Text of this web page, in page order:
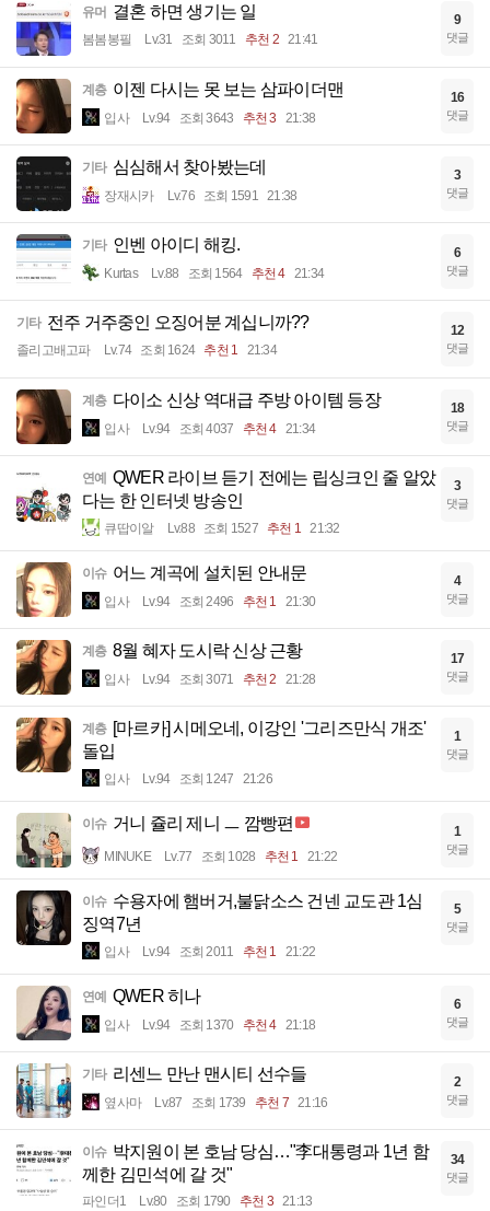
유머 결혼 하면 생기는 일
봄봄봉필 Lv.31 조회 3011 추천 2 21:41
9
댓글
계층 이젠 다시는 못 보는 삼파이더맨
입사 Lv.94 조회 3643 추천 3 21:38
16
댓글
기타 심심해서 찾아봤는데
장재시카 Lv.76 조회 1591 21:38
3
댓글
기타 인벤 아이디 해킹.
Kurtas Lv.88 조회 1564 추천 4 21:34
6
댓글
기타 전주 거주중인 오징어분 계십니까??
졸리고배고파 Lv.74 조회 1624 추천 1 21:34
12
댓글
계층 다이소 신상 역대급 주방 아이템 등장
입사 Lv.94 조회 4037 추천 4 21:34
18
댓글
연예 QWER 라이브 듣기 전에는 립싱크인 줄 알았
다는 한 인터넷 방송인
큐땁이알 Lv.88 조회 1527 추천 1 21:32
3
댓글
이슈 어느 계곡에 설치된 안내문
입사 Lv.94 조회 2496 추천 1 21:30
4
댓글
계층 8월 혜자 도시락 신상 근황
입사 Lv.94 조회 3071 추천 2 21:28
17
댓글
계층 [마르카] 시메오네, 이강인 '그리즈만식 개조'
돌입
입사 Lv.94 조회 1247 21:26
1
댓글
이슈 거니 쥴리 제니 ㅡ 깜빵편
MINUKE Lv.77 조회 1028 추천 1 21:22
1
댓글
이슈 수용자에 햄버거,불닭소스 건넨 교도관 1심
징역7년
입사 Lv.94 조회 2011 추천 1 21:22
5
댓글
연예 QWER 히나
입사 Lv.94 조회 1370 추천 4 21:18
6
댓글
기타 리센느 만난 맨시티 선수들
옆사마 Lv.87 조회 1739 추천 7 21:16
2
댓글
이슈 박지원이 본 호남 당심…"李대통령과 1년 함
께한 김민석에 갈 것"
파인더1 Lv.80 조회 1790 추천 3 21:13
34
댓글